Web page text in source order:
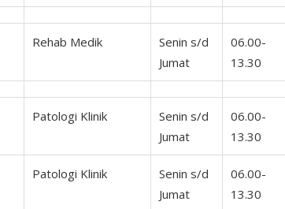
Rehab Medik
Senin s/d
Jumat
06.00-
13.30
Patologi Klinik
Senin s/d
Jumat
06.00-
13.30
Patologi Klinik
Senin s/d
Jumat
06.00-
13.30